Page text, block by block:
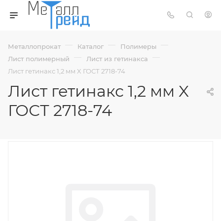
Металлопрокат — Каталог — Полимеры —
Лист полимерный — Лист из гетинакса —
Лист гетинакс 1,2 мм X ГОСТ 2718-74
Лист гетинакс 1,2 мм X
ГОСТ 2718-74